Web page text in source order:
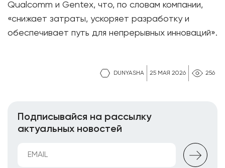
DUNYASHA 25 МАЯ 2026 256
Qualcomm и Gentex, что, по словам компании,
«снижает затраты, ускоряет разработку и
обеспечивает путь для непрерывных инноваций».
Подписывайся на рассылку
актуальных новостей